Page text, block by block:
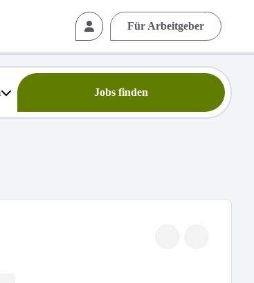
Für Arbeitgeber
Jobs finden